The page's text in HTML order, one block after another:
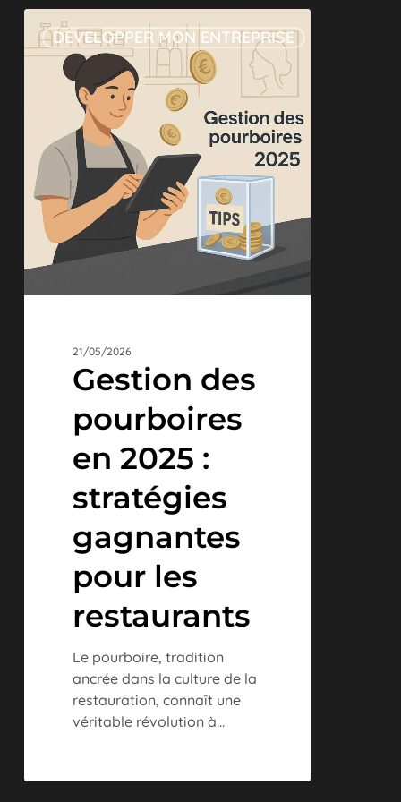
Gestion
des
pourboires
stratégies
gagnantes
pour
les
restaurants
DÉVELOPPER MON ENTREPRISE
21/05/2026
Gestion des
pourboires
en 2025 :
stratégies
gagnantes
pour les
restaurants
Le pourboire, tradition
ancrée dans la culture de la
restauration, connaît une
véritable révolution à…